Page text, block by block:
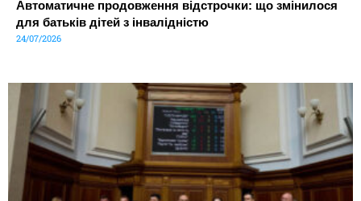
Автоматичне продовження відстрочки: що змінилося
для батьків дітей з інвалідністю
24/07/2026